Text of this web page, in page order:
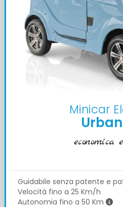
Minicar
economica
Guidabile senza patente e
Velocità fino a 25 Km/h
Autonomia fino a 50 Km